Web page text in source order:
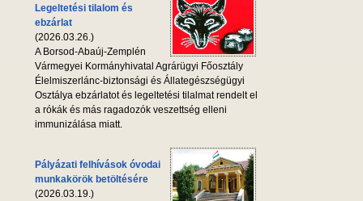
Legeltetési tilalom és
ebzárlat
(2026.03.26.)
A Borsod-Abaúj-Zemplén
Vármegyei Kormányhivatal Agrárügyi Főosztály
Élelmiszerlánc-biztonsági és Állategészségügyi
Osztálya ebzárlatot és legeltetési tilalmat rendelt el
a rókák és más ragadozók veszettség elleni
immunizálása miatt.
Pályázati felhívások óvodai
munkakörök betöltésére
(2026.03.19.)